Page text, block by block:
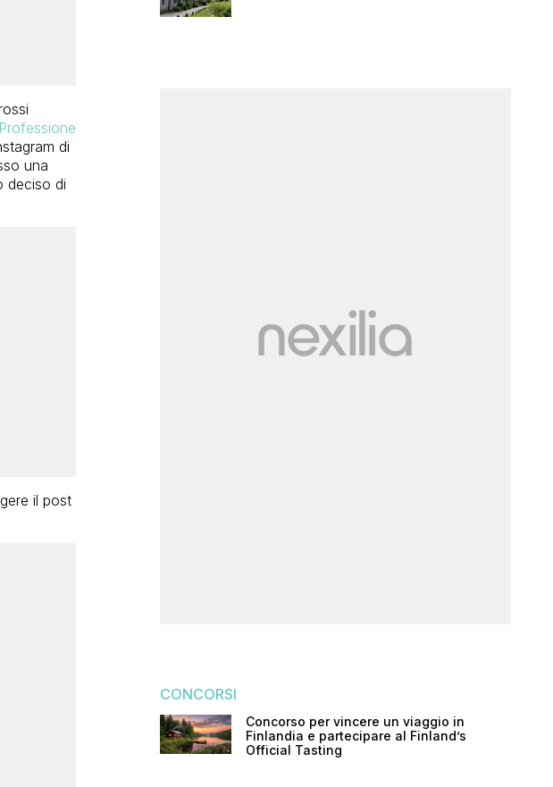
Professione
di
una
deciso di
il post
CONCORSI
Concorso per vincere un viaggio in
Finlandia e partecipare al Finland’s
Official Tasting